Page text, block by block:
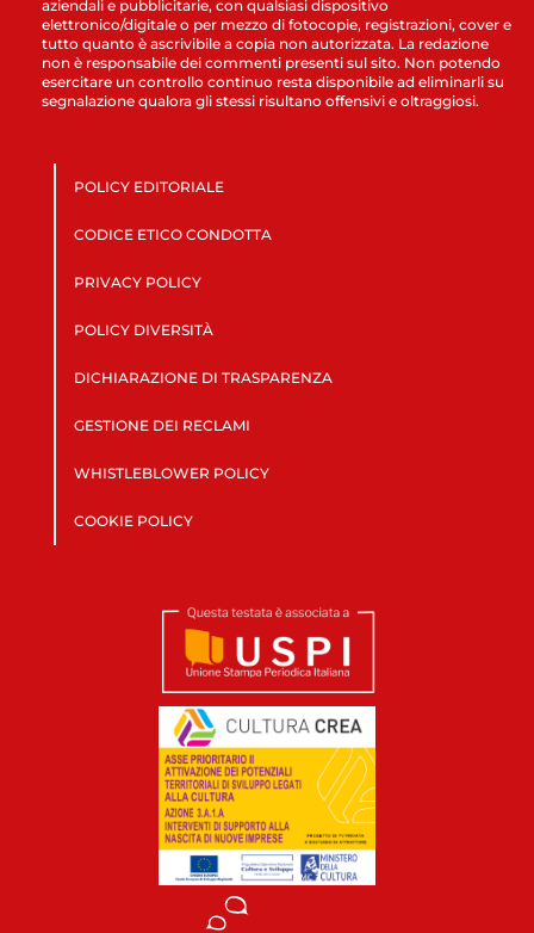
aziendali e pubblicitarie, con qualsiasi dispositivo
elettronico/digitale o per mezzo di fotocopie, registrazioni, cover e
tutto quanto è ascrivibile a copia non autorizzata. La redazione
non è responsabile dei commenti presenti sul sito. Non potendo
esercitare un controllo continuo resta disponibile ad eliminarli su
segnalazione qualora gli stessi risultano offensivi e oltraggiosi.
POLICY EDITORIALE
CODICE ETICO CONDOTTA
PRIVACY POLICY
POLICY DIVERSITÀ
DICHIARAZIONE DI TRASPARENZA
GESTIONE DEI RECLAMI
WHISTLEBLOWER POLICY
COOKIE POLICY